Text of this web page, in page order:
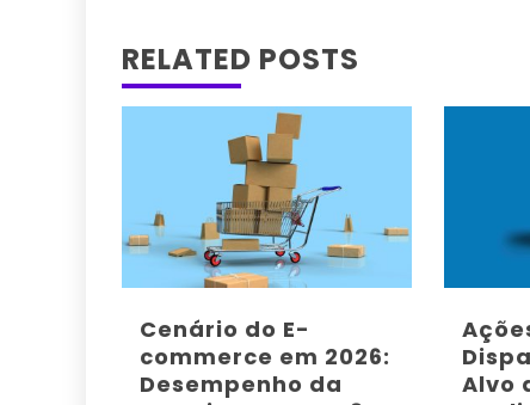
artigos
RELATED POSTS
Cenário do E-
commerce em 2026:
Desempenho da
Alvo